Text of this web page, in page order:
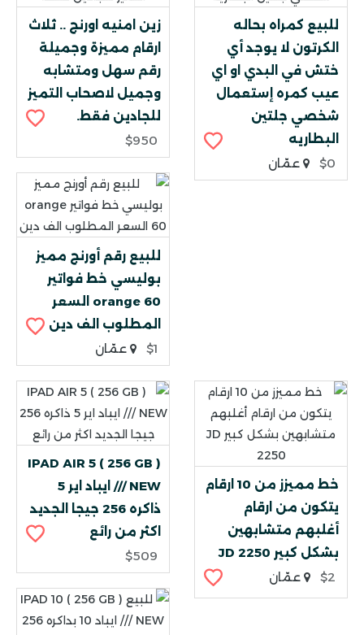
للبيع كمراه بحاله
الكرتون لا يوجد أي
ختش في البدي او اي
عيب كمره إستعمال
شخصي جلتين
البطاريه
$0
عمّان
زين امنيه اورنج .. ثلاث
ارقام مميزة وجميلة
رقم سهل ومتشابه
وجميل لاصحاب التميز
للجادين فقط.
$950
للبيع رقم أورنج مميز
بوليسي خط فواتير
orange 60 السعر
المطلوب الف دين
$1
عمّان
خط مميزز من 10 ارقام
يتكون من ارقام
أغلبهم متشابهين
بشكل كبير JD 2250
$2
عمّان
IPAD AIR 5 ( 256 GB )
NEW /// ايباد اير 5
ذاكره 256 جيجا الجديد
اكثر من رائع
$509